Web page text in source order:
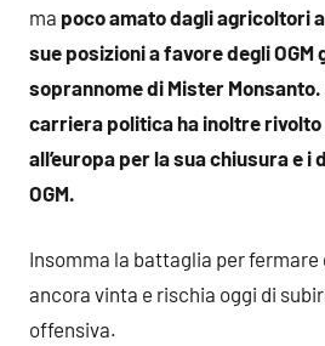
ma poco amato dagli agricoltori
sue posizioni a favore degli
soprannome di Mister
carriera politica ha inoltre
all’europa per la sua chiusura e
OGM.
Insomma la battaglia per fermare
ancora vinta e rischia oggi di
offensiva.